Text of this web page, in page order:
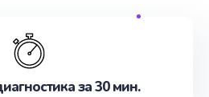
их потребности
Не медлите записаться на
за 30 мин.